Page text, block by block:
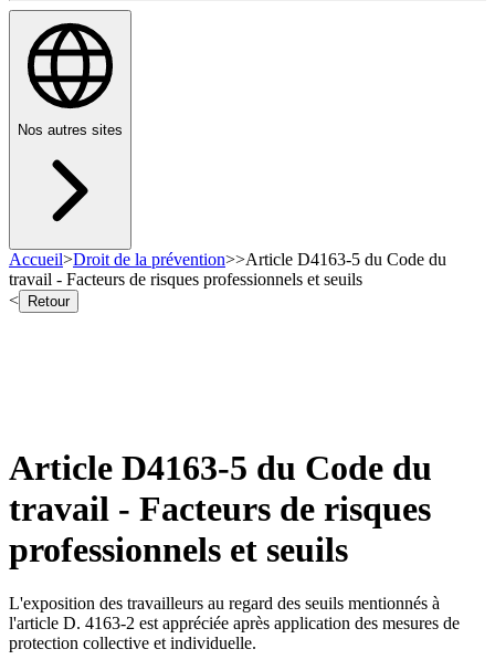
Nos autres sites
Accueil>Droit de la prévention>>Article D4163-5 du Code du
travail - Facteurs de risques professionnels et seuils
<
Retour
Article D4163-5 du Code du
travail - Facteurs de risques
professionnels et seuils
L'exposition des travailleurs au regard des seuils mentionnés à
l'article D. 4163-2 est appréciée après application des mesures de
protection collective et individuelle.